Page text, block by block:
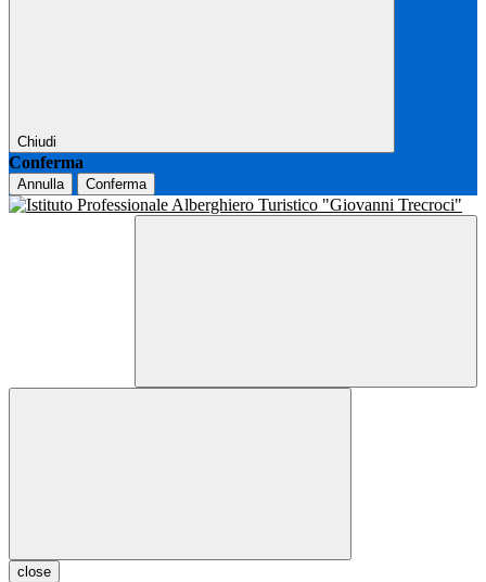
Chiudi
Conferma
Annulla Conferma
close